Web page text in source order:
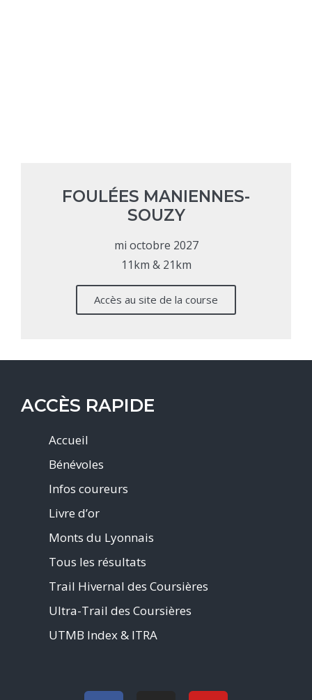
FOULÉES MANIENNES-
SOUZY
mi octobre 2027
11km & 21km
Accès au site de la course
ACCÈS RAPIDE
Accueil
Bénévoles
Infos coureurs
Livre d’or
Monts du Lyonnais
Tous les résultats
Trail Hivernal des Coursières
Ultra-Trail des Coursières
UTMB Index & ITRA